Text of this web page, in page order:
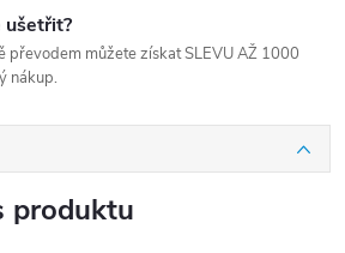
ušetřit?
převodem můžete získat SLEVU AŽ 1000
nákup.
produktu